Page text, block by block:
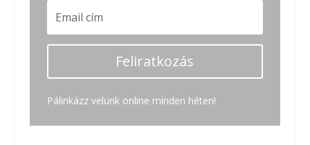
Feliratkozás
Pálinkázz velünk online minden héten!